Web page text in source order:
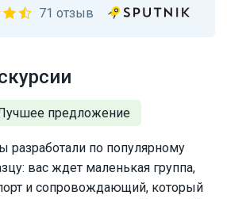
разработали по популярному
вас ждет маленькая группа,
и сопровождающий, который
71 отзыв